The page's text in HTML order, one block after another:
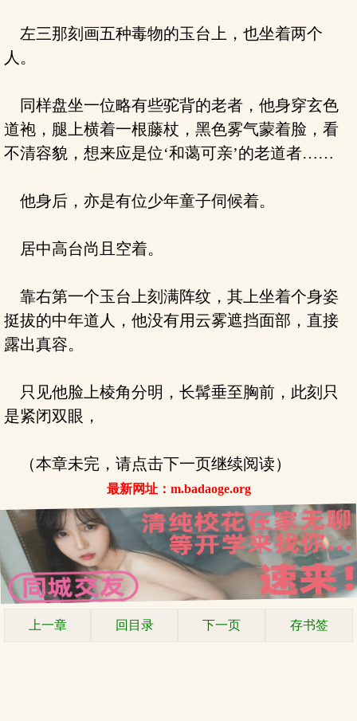
左三那刻画五种毒物的玉台上，也坐着两个
人。
同样盘坐一位略有些驼背的老者，他身穿玄色
道袍，腿上横着一根藤杖，黑色雾气蒙着脸，看
不清容貌，想来应是位‘和蔼可亲’的老道者……
他身后，亦是有位少年童子伺候着。
居中高台尚且空着。
靠右第一个玉台上刻满阵纹，其上坐着个身姿
挺拔的中年道人，他没有用云雾遮挡面部，直接
露出真容。
只见他脸上棱角分明，长髯垂至胸前，此刻只
是紧闭双眼，
（本章未完，请点击下一页继续阅读）
最新网址：m.badaoge.org
上一章 回目录 下一页 存书签